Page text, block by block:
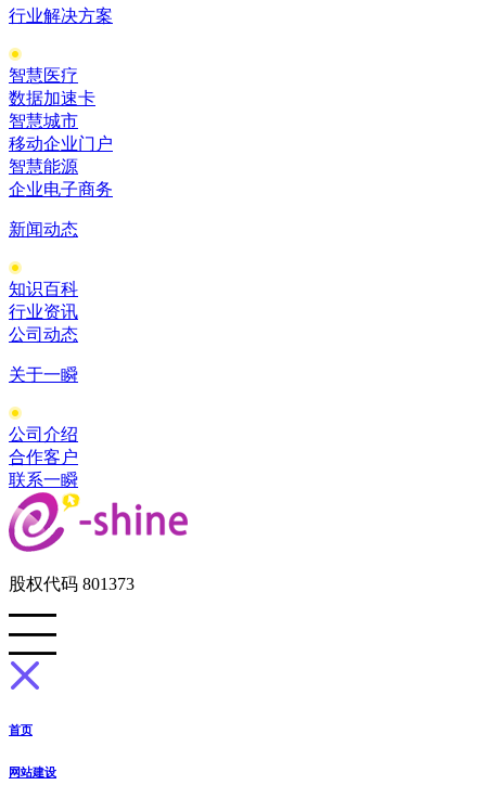
行业解决方案
智慧医疗
数据加速卡
智慧城市
移动企业门户
智慧能源
企业电子商务
新闻动态
知识百科
行业资讯
公司动态
关于一瞬
公司介绍
合作客户
联系一瞬
股权代码 801373
首页
网站建设